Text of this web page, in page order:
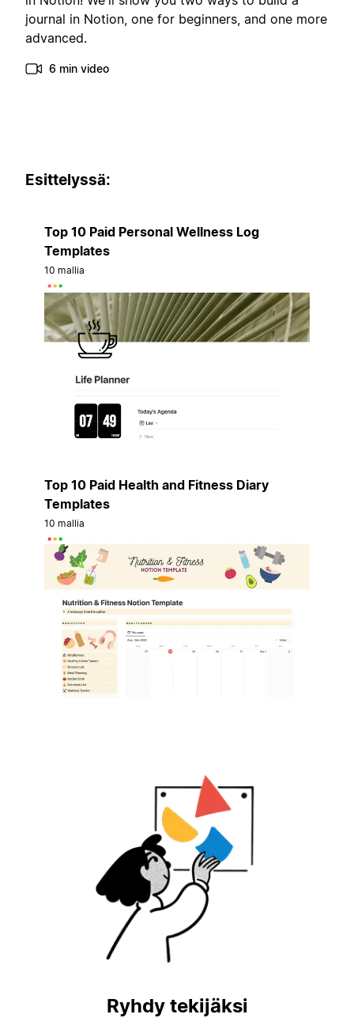
journal in Notion, one for beginners, and one more
advanced.
6 min video
Esittelyssä:
Top 10 Paid Personal Wellness Log
Templates
10 mallia
Top 10 Paid Health and Fitness Diary
Templates
10 mallia
Ryhdy tekijäksi